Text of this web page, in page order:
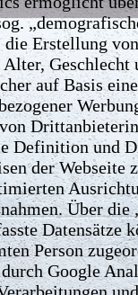
die Erstellung
Alter, Geschlecht
auf Basis
Definition und
der Webseite
Über die
Datensätze
Person
Google